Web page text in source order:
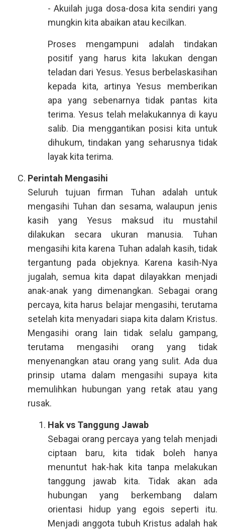
- Akuilah juga dosa-dosa kita sendiri yang
mungkin kita abaikan atau kecilkan.
Proses mengampuni adalah tindakan
positif yang harus kita lakukan dengan
teladan dari Yesus. Yesus berbelaskasihan
kepada kita, artinya Yesus memberikan
apa yang sebenarnya tidak pantas kita
terima. Yesus telah melakukannya di kayu
salib. Dia menggantikan posisi kita untuk
dihukum, tindakan yang seharusnya tidak
layak kita terima.
Perintah Mengasihi
Seluruh tujuan firman Tuhan adalah untuk
mengasihi Tuhan dan sesama, walaupun jenis
kasih yang Yesus maksud itu mustahil
dilakukan secara ukuran manusia. Tuhan
mengasihi kita karena Tuhan adalah kasih, tidak
tergantung pada objeknya. Karena kasih-Nya
jugalah, semua kita dapat dilayakkan menjadi
anak-anak yang dimenangkan. Sebagai orang
percaya, kita harus belajar mengasihi, terutama
setelah kita menyadari siapa kita dalam Kristus.
Mengasihi orang lain tidak selalu gampang,
terutama mengasihi orang yang tidak
menyenangkan atau orang yang sulit. Ada dua
prinsip utama dalam mengasihi supaya kita
memulihkan hubungan yang retak atau yang
rusak.
Hak vs Tanggung Jawab
Sebagai orang percaya yang telah menjadi
ciptaan baru, kita tidak boleh hanya
menuntut hak-hak kita tanpa melakukan
tanggung jawab kita. Tidak akan ada
hubungan yang berkembang dalam
orientasi hidup yang egois seperti itu.
Menjadi anggota tubuh Kristus adalah hak